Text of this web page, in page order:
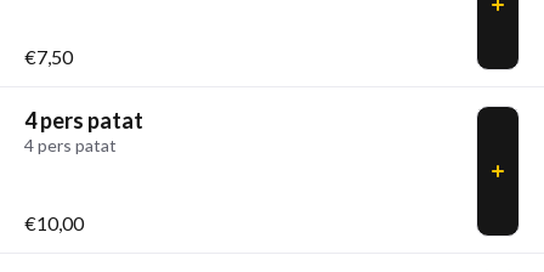
€7,50
4 pers patat
4 pers patat
€10,00